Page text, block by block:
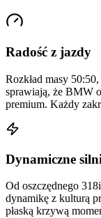
Radość z jazdy
Rozkład masy
sprawiają, że BMW
premium. Każdy
Dynamiczne
Od oszczędnego
dynamikę z kulturą
płaską krzywą